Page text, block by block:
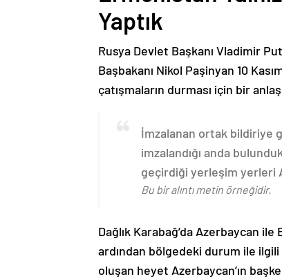
Yaptık
Rusya Devlet Başkanı Vladimir
Başbakanı Nikol Paşinyan 10
çatışmaların durması için bir
İmzalanan ortak bildiriye
imzalandığı anda
geçirdiği yerleşim yerleri
Bu bir alıntı metin örneğidir.
Dağlık Karabağ’da Azerbaycan
ardından bölgedeki durum ile
oluşan heyet Azerbaycan’ın